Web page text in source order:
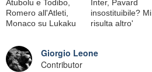
Atubolu e Todibo,
Romero all'Atleti,
Monaco su Lukaku
Inter, Pavard
insostituibile? Mi
risulta altro'
Giorgio Leone
Contributor